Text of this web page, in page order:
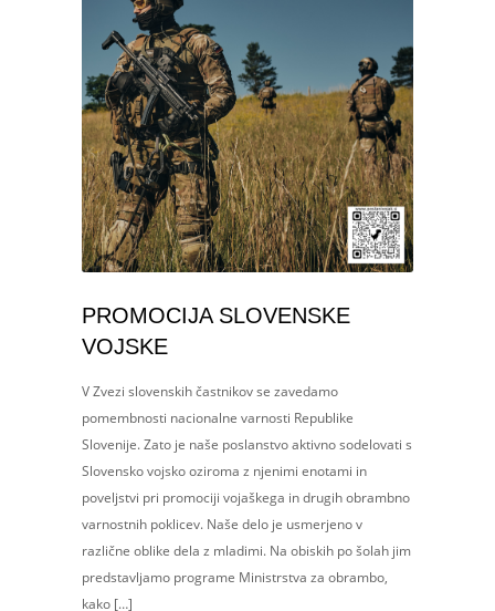
PROMOCIJA SLOVENSKE
VOJSKE
V Zvezi slovenskih častnikov se zavedamo
pomembnosti nacionalne varnosti Republike
Slovenije. Zato je naše poslanstvo aktivno sodelovati s
Slovensko vojsko oziroma z njenimi enotami in
poveljstvi pri promociji vojaškega in drugih obrambno
varnostnih poklicev. Naše delo je usmerjeno v
različne oblike dela z mladimi. Na obiskih po šolah jim
predstavljamo programe Ministrstva za obrambo,
kako […]